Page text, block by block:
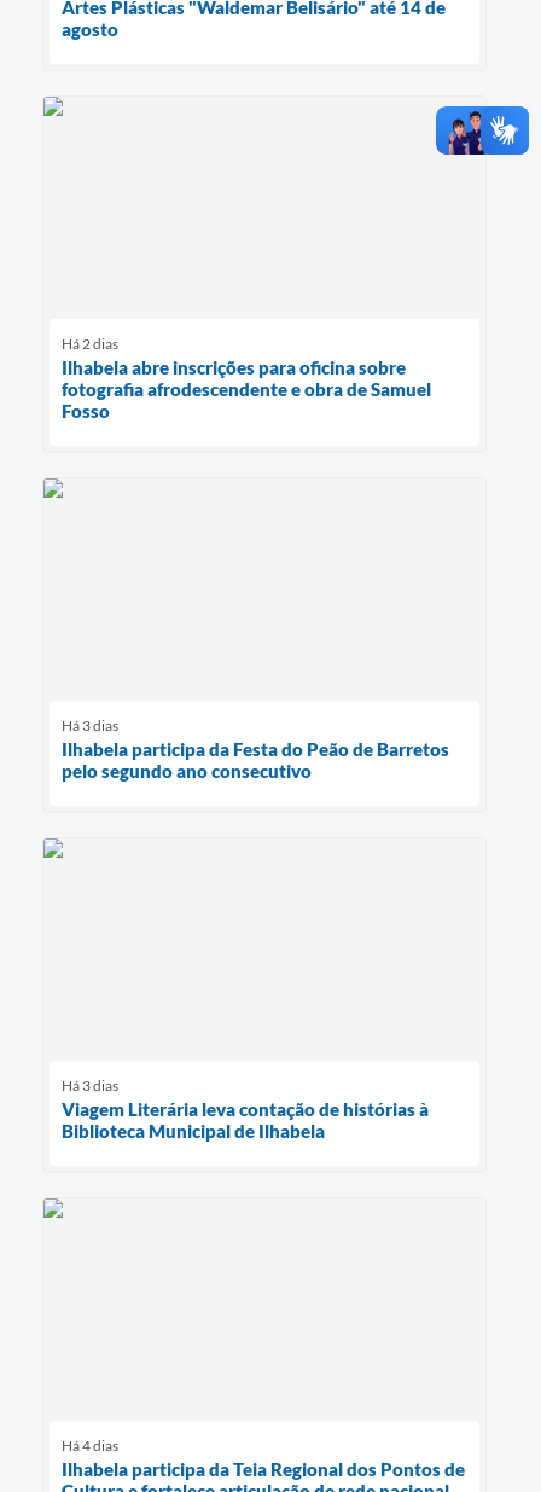
Artes Plásticas "Waldemar Belisário" até 14 de
agosto
Há 2 dias
Ilhabela abre inscrições para oficina sobre
fotografia afrodescendente e obra de Samuel
Fosso
Há 3 dias
Ilhabela participa da Festa do Peão de Barretos
pelo segundo ano consecutivo
Há 3 dias
Viagem Literária leva contação de histórias à
Biblioteca Municipal de Ilhabela
Há 4 dias
Ilhabela participa da Teia Regional dos Pontos de